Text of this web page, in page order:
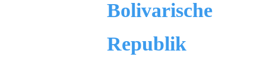
Bolivarische
Republik